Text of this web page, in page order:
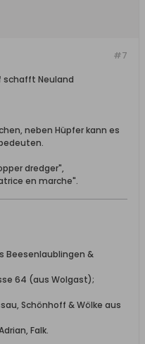
#7
schafft Neuland
neben Hüpfer kann es
dredger",
en marche".
Beesenlaublingen &
64 (aus Wolgast);
Schönhoff & Wölke aus
Falk.